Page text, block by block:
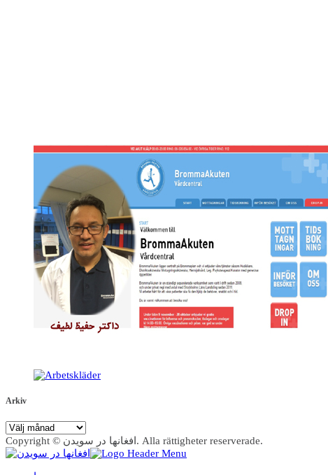
Arkiv
Arkiv
Copyright © افغانها در سویدن. Alla rättigheter reserverade.